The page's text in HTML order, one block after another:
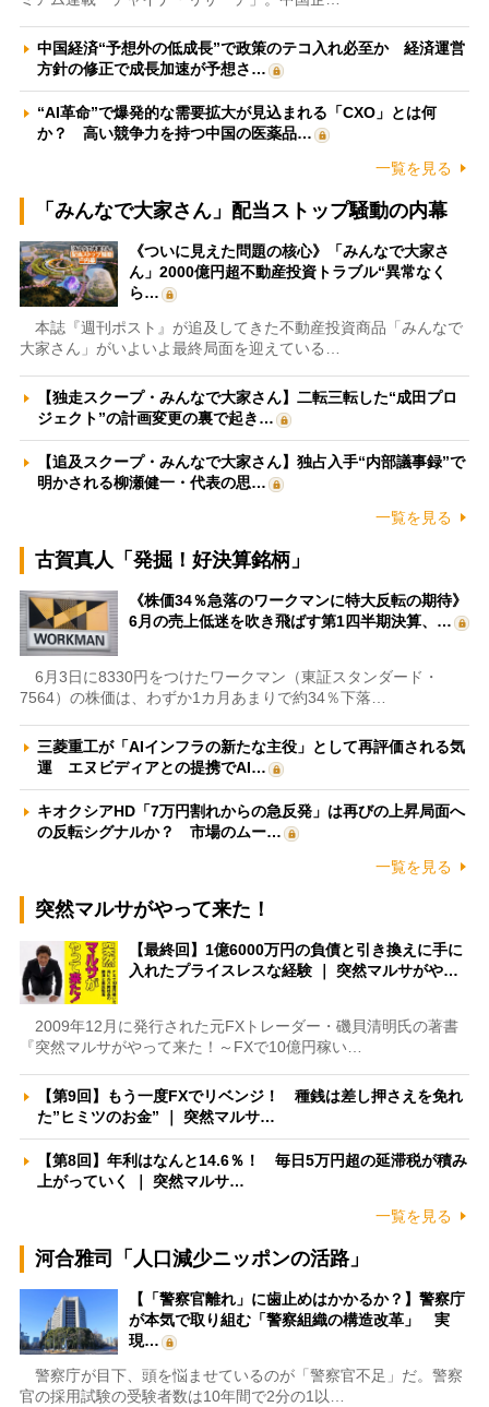
中国経済“予想外の低成長”で政策のテコ入れ必至か 経済運営
方針の修正で成長加速が予想さ…
“AI革命”で爆発的な需要拡大が見込まれる「CXO」とは何
か？ 高い競争力を持つ中国の医薬品…
一覧を見る
「みんなで大家さん」配当ストップ騒動の内幕
《ついに見えた問題の核心》「みんなで大家さ
ん」2000億円超不動産投資トラブル“異常なく
ら…
本誌『週刊ポスト』が追及してきた不動産投資商品「みんなで
大家さん」がいよいよ最終局面を迎えている…
【独走スクープ・みんなで大家さん】二転三転した“成田プロ
ジェクト”の計画変更の裏で起き…
【追及スクープ・みんなで大家さん】独占入手“内部議事録”で
明かされる柳瀬健一・代表の思…
一覧を見る
古賀真人「発掘！好決算銘柄」
《株価34％急落のワークマンに特大反転の期待》
6月の売上低迷を吹き飛ばす第1四半期決算、…
6月3日に8330円をつけたワークマン（東証スタンダード・
7564）の株価は、わずか1カ月あまりで約34％下落…
三菱重工が「AIインフラの新たな主役」として再評価される気
運 エヌビディアとの提携でAI…
キオクシアHD「7万円割れからの急反発」は再びの上昇局面へ
の反転シグナルか？ 市場のムー…
一覧を見る
突然マルサがやって来た！
【最終回】1億6000万円の負債と引き換えに手に
入れたプライスレスな経験 ｜ 突然マルサがや…
2009年12月に発行された元FXトレーダー・磯貝清明氏の著書
『突然マルサがやって来た！～FXで10億円稼い…
【第9回】もう一度FXでリベンジ！ 種銭は差し押さえを免れ
た”ヒミツのお金” ｜ 突然マルサ…
【第8回】年利はなんと14.6％！ 毎日5万円超の延滞税が積み
上がっていく ｜ 突然マルサ…
一覧を見る
河合雅司「人口減少ニッポンの活路」
【「警察官離れ」に歯止めはかかるか？】警察庁
が本気で取り組む「警察組織の構造改革」 実
現…
警察庁が目下、頭を悩ませているのが「警察官不足」だ。警察
官の採用試験の受験者数は10年間で2分の1以…